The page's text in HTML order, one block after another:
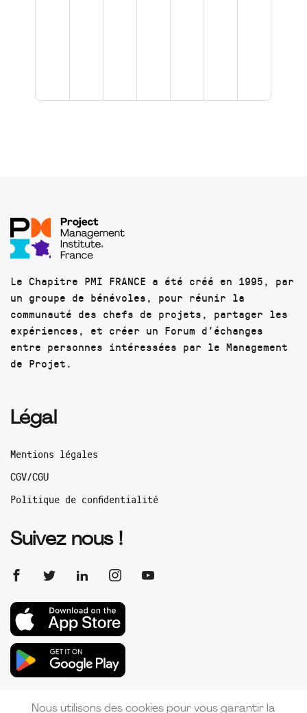
Le Chapitre PMI FRANCE a été créé en 1995, par
un groupe de bénévoles, pour réunir la
communauté des chefs de projets, partager les
expériences, et créer un Forum d'échanges
entre personnes intéressées par le Management
de Projet.
Légal
Mentions légales
CGV/CGU
Politique de confidentialité
Suivez nous !
Nous utilisons des cookies pour vous garantir la